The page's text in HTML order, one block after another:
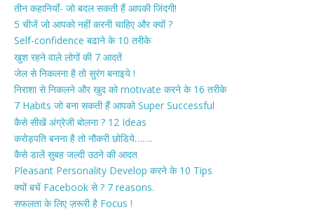
तीन कहानियाँ- जो बदल सकती हैं आपकी जिंदगी!
5 चीजें जो आपको नहीं करनी चाहिए और क्यों ?
Self-confidence बढाने के 10 तरीके
खुश रहने वाले लोगों की 7 आदतें
जेल से निकलना है तो सुरंग बनाइये !
निराशा से निकलने और खुद को motivate करने के 16 तरीके
7 Habits जो बना सकती हैं आपको Super Successful
कैसे सीखें अंग्रेजी बोलना ? 12 Ideas
करोड़पति बनना है तो नौकरी छोडिये…….
कैसे डालें सुबह जल्दी उठने की आदत
Pleasant Personality Develop करने के 10 Tips
क्यों बचें Facebook से ? 7 reasons.
सफलता के लिए ज़रूरी है Focus !